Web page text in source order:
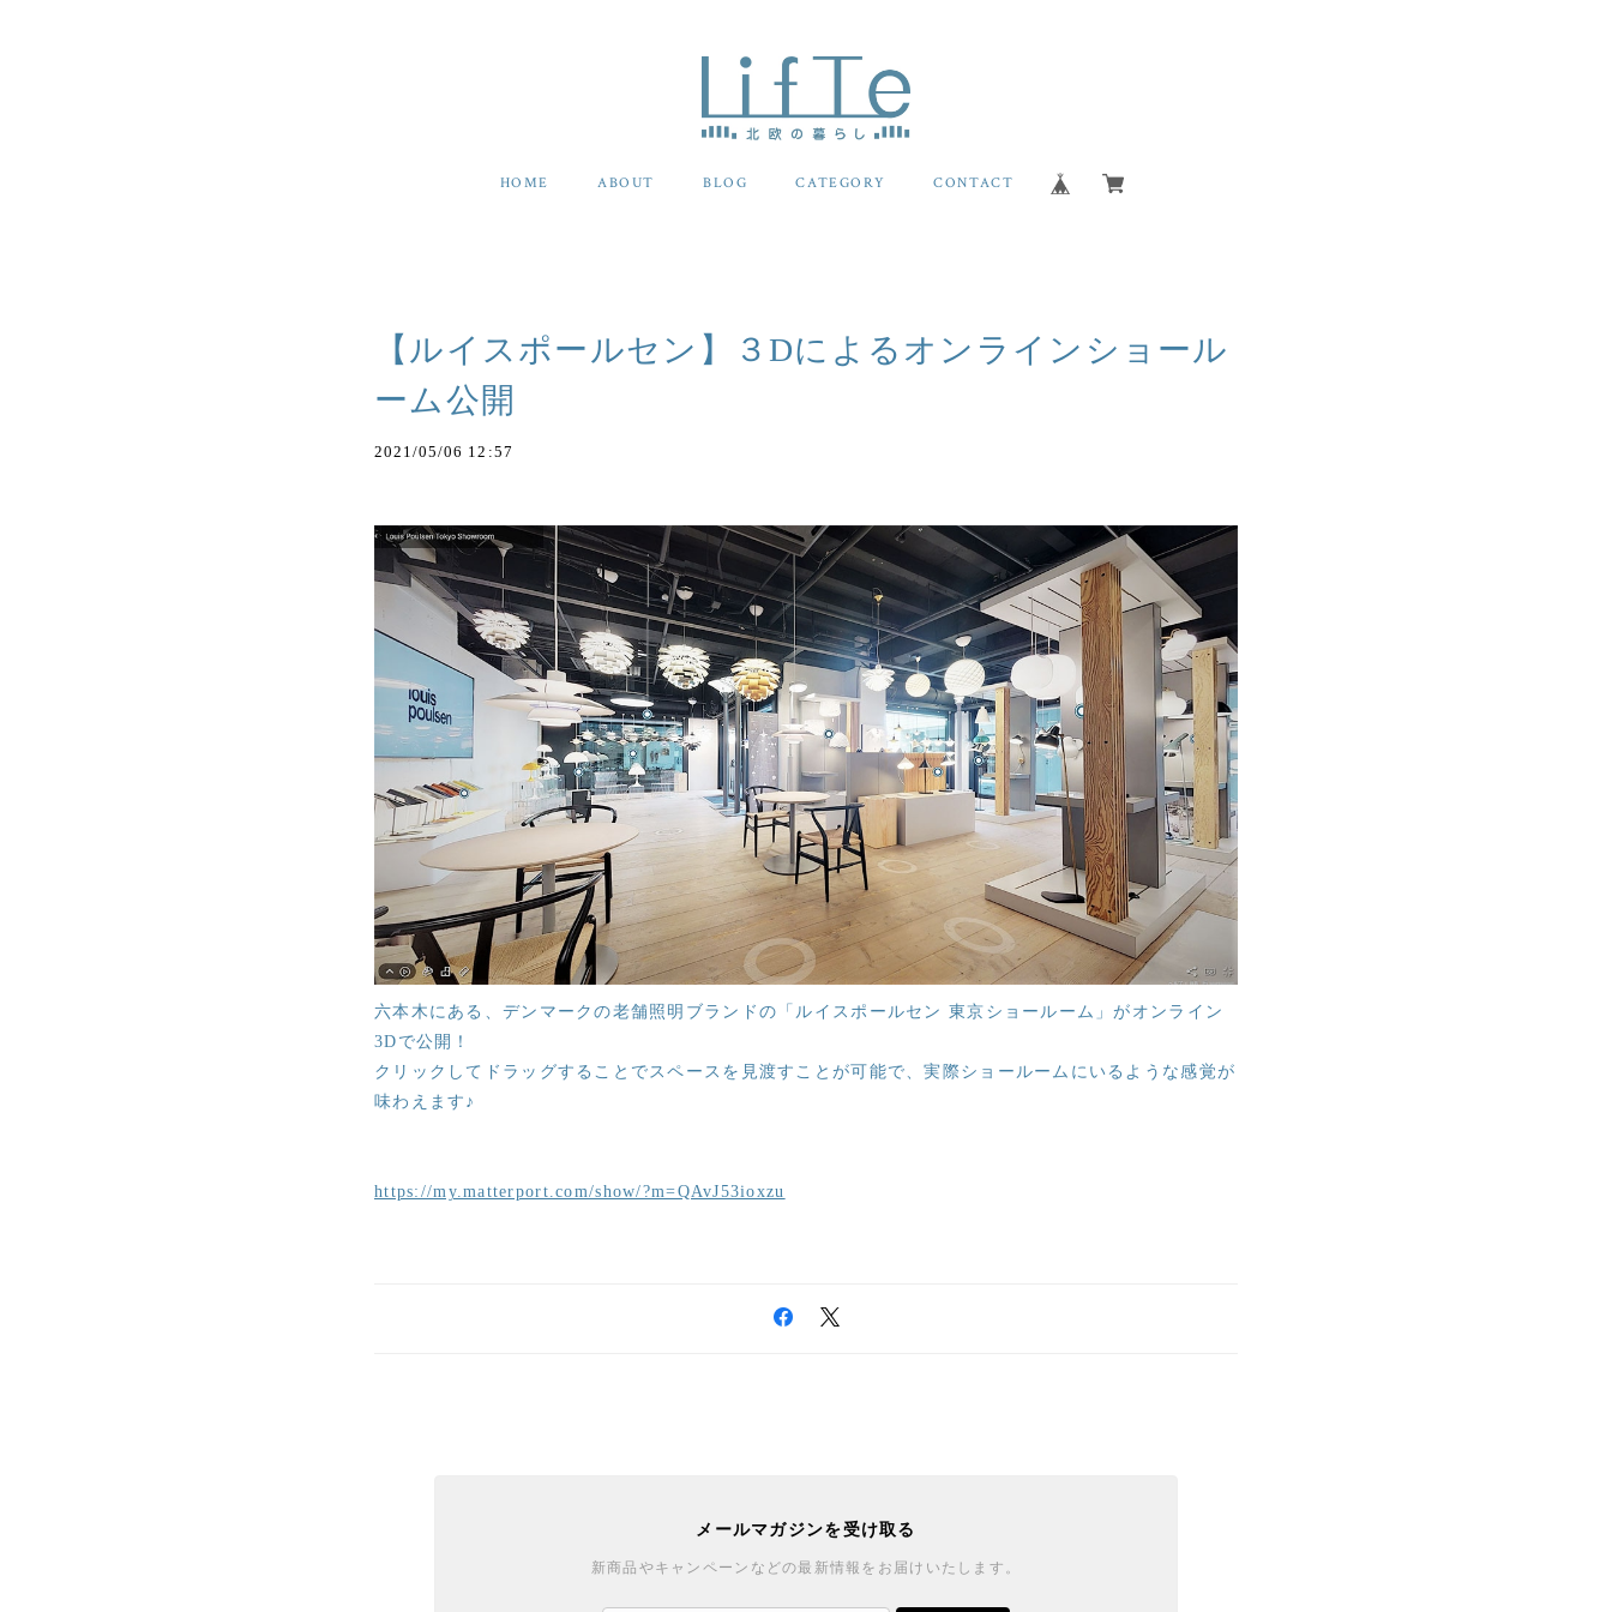
HOME ABOUT BLOG CATEGORY CONTACT
【ルイスポールセン】３Dによるオンラインショール
ーム公開
2021/05/06 12:57
六本木にある、デンマークの老舗照明ブランドの「ルイスポールセン 東京ショールーム」がオンライン
3Dで公開！
クリックしてドラッグすることでスペースを見渡すことが可能で、実際ショールームにいるような感覚が
味わえます♪
https://my.matterport.com/show/?m=QAvJ53ioxzu
メールマガジンを受け取る
新商品やキャンペーンなどの最新情報をお届けいたします。